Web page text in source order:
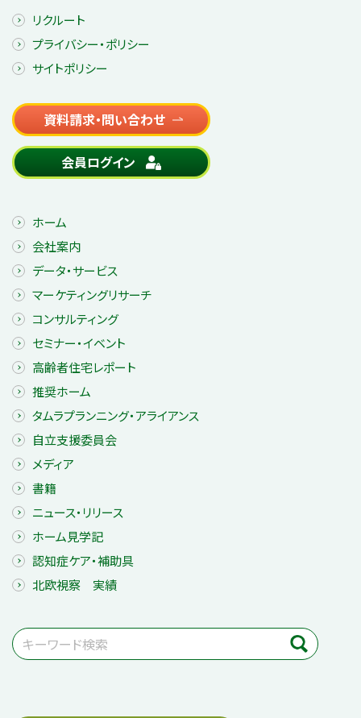
リクルート
プライバシー・ポリシー
サイトポリシー
資料請求・問い合わせ
会員ログイン
ホーム
会社案内
データ・サービス
マーケティングリサーチ
コンサルティング
セミナー・イベント
高齢者住宅レポート
推奨ホーム
タムラプランニング・アライアンス
自立支援委員会
メディア
書籍
ニュース・リリース
ホーム見学記
認知症ケア・補助具
北欧視察 実績